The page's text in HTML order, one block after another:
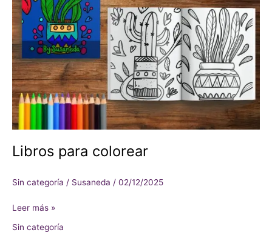
Libros para colorear
Sin categoría / Susaneda / 02/12/2025
Leer más »
Sin categoría